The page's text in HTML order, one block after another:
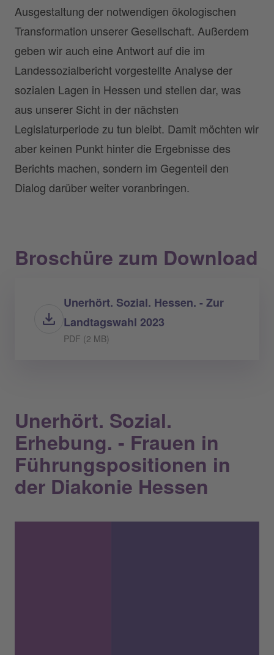
Ausgestaltung der notwendigen ökologischen
Transformation unserer Gesellschaft. Außerdem
geben wir auch eine Antwort auf die im
Landessozialbericht vorgestellte Analyse der
sozialen Lagen in Hessen und stellen dar, was
aus unserer Sicht in der nächsten
Legislaturperiode zu tun bleibt. Damit möchten wir
aber keinen Punkt hinter die Ergebnisse des
Berichts machen, sondern im Gegenteil den
Dialog darüber weiter voranbringen.
Broschüre zum Download
Unerhört. Sozial. Hessen. - Zur
Landtagswahl 2023
PDF (2 MB)
Unerhört. Sozial.
Erhebung. - Frauen in
Führungspositionen in
der Diakonie Hessen